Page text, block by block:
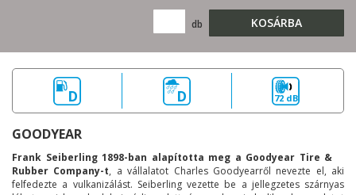
db KOSÁRBA
D D 72 dB
GOODYEAR
Frank Seiberling 1898-ban alapította meg a Goodyear Tire &
Rubber Company-t, a vállalatot Charles Goodyearről nevezte el, aki
felfedezte a vulkanizálást. Seiberling vezette be a jellegzetes szárnyas